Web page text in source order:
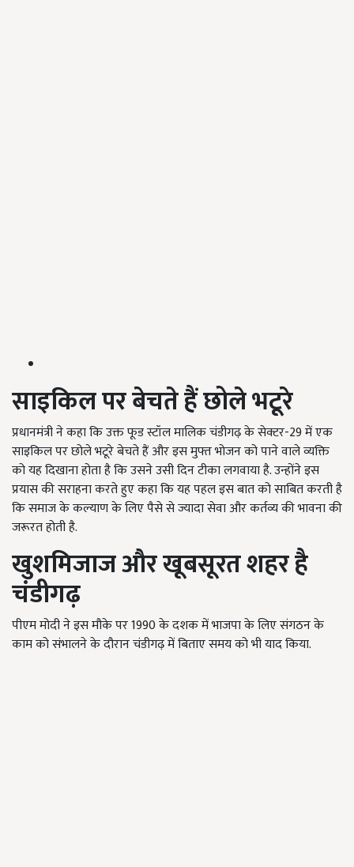
साइकिल पर बेचते हैं छोले भटूरे
प्रधानमंत्री ने कहा कि उक्त फूड स्टॉल मालिक चंडीगढ़ के सेक्टर-29 में एक
साइकिल पर छोले भटूरे बेचते हैं और इस मुफ्त भोजन को पाने वाले व्यक्ति
को यह दिखाना होता है कि उसने उसी दिन टीका लगवाया है. उन्होंने इस
प्रयास की सराहना करते हुए कहा कि यह पहल इस बात को साबित करती है
कि समाज के कल्याण के लिए पैसे से ज्यादा सेवा और कर्तव्य की भावना की
जरूरत होती है.
खुशमिजाज और खूबसूरत शहर है
चंडीगढ़
पीएम मोदी ने इस मौके पर 1990 के दशक में भाजपा के लिए संगठन के
काम को संभालने के दौरान चंडीगढ़ में बिताए समय को भी याद किया.